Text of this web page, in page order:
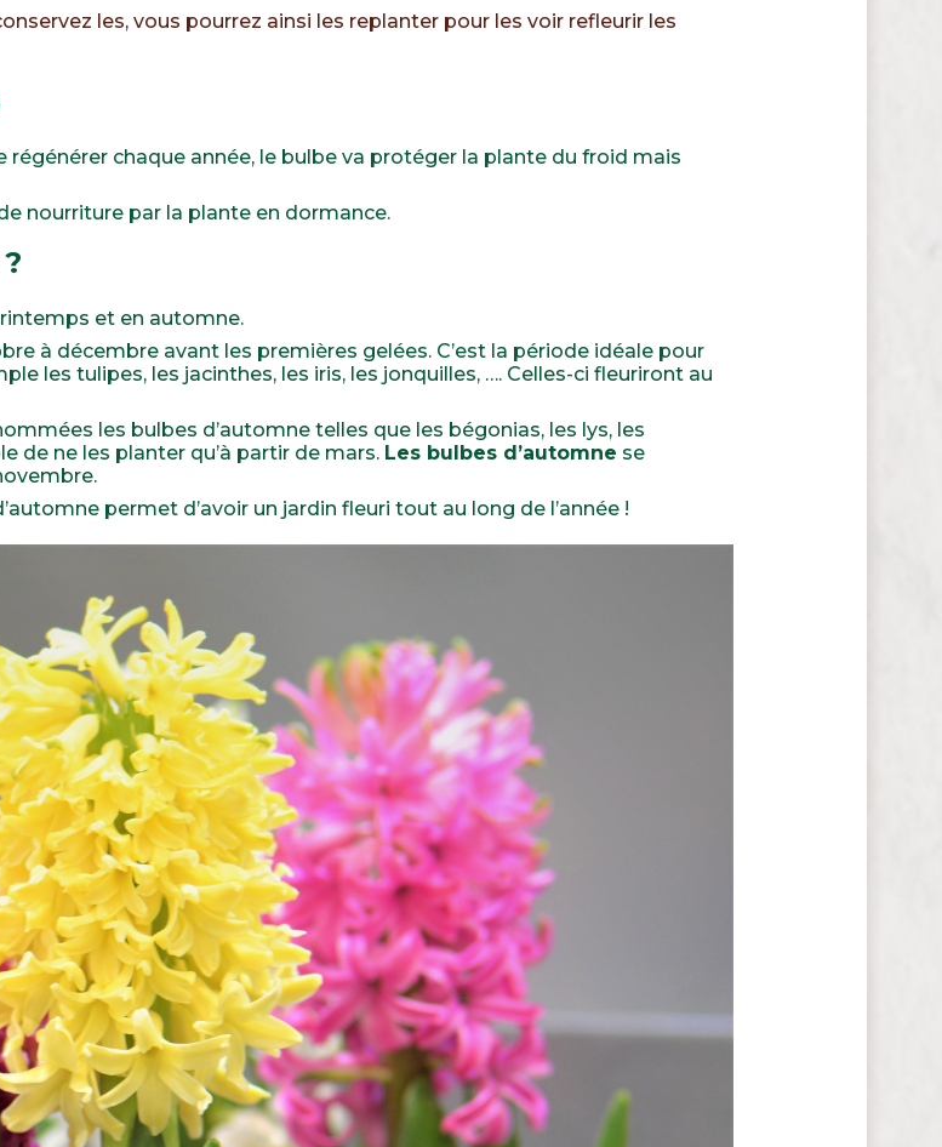
les, vous pourrez ainsi les replanter pour les voir refleurir les
chaque année, le bulbe va protéger la plante du froid mais
nourriture par la plante en dormance.
et en automne.
à décembre avant les premières gelées. C’est la période idéale pour
les tulipes, les jacinthes, les iris, les jonquilles, …. Celles-ci fleuriront au
les bulbes d’automne telles que les bégonias, les lys, les
de ne les planter qu’à partir de mars. Les bulbes d’automne se
permet d’avoir un jardin fleuri tout au long de l’année !